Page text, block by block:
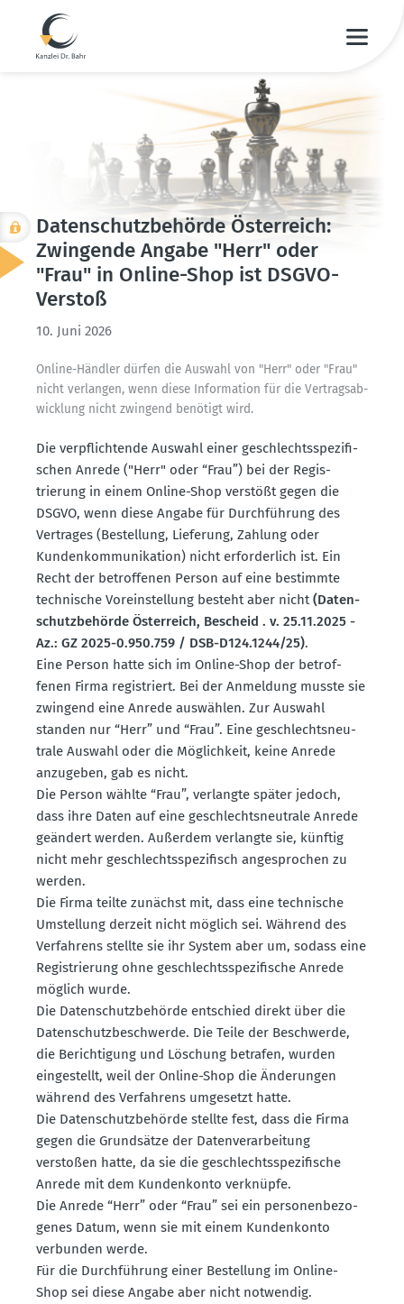
Daten­schutz­be­hörde Öster­reich:
Zwingende Angabe "Herr" oder
"Frau" in Online-Shop ist DSGVO-
Verstoß
10. Juni 2026
Online-Händler dürfen die Auswahl von "Herr" oder "Frau"
nicht verlangen, wenn diese Infor­mation für die Vertrags­ab­
wicklung nicht zwingend benötigt wird.
Die verpflich­tende Auswahl einer geschlechts­spe­zi­fi­
schen Anrede ("Herr" oder “Frau”) bei der Regis­
trierung in einem Online-Shop verstößt gegen die
DSGVO, wenn diese Angabe für Durch­führung des
Vertrages (Bestellung, Lieferung, Zahlung oder
Kunden­kom­mu­ni­kation) nicht erfor­derlich ist. Ein
Recht der betrof­fenen Person auf eine bestimmte
technische Vorein­stellung besteht aber nicht(Daten­
schutz­be­hörde Öster­reich, Bescheid . v. 25.11.2025 -
Az.: GZ 2025-0.950.759 / DSB-D124.1244/25).
Eine Person hatte sich im Online-Shop der betrof­
fenen Firma regis­triert. Bei der Anmeldung musste sie
zwingend eine Anrede auswählen. Zur Auswahl
standen nur “Herr” und “Frau”. Eine geschlechts­neu­
trale Auswahl oder die Möglichkeit, keine Anrede
anzugeben, gab es nicht.
Die Person wählte “Frau”, verlangte später jedoch,
dass ihre Daten auf eine geschlechts­neu­trale Anrede
geändert werden. Außerdem verlangte sie, künftig
nicht mehr geschlechts­spe­zi­fisch angesprochen zu
werden.
Die Firma teilte zunächst mit, dass eine technische
Umstellung derzeit nicht möglich sei. Während des
Verfahrens stellte sie ihr System aber um, sodass eine
Regis­trierung ohne geschlechts­spe­zi­fische Anrede
möglich wurde.
Die Daten­schutz­be­hörde entschied direkt über die
Daten­schutz­be­schwerde. Die Teile der Beschwerde,
die Berich­tigung und Löschung betrafen, wurden
einge­stellt, weil der Online-Shop die Änderungen
während des Verfahrens umgesetzt hatte.
Die Daten­schutz­be­hörde stellte fest, dass die Firma
gegen die Grund­sätze der Daten­ver­ar­beitung
verstoßen hatte, da sie die geschlechts­spe­zi­fische
Anrede mit dem Kunden­konto verknüpfe.
Die Anrede “Herr” oder “Frau” sei ein perso­nen­be­zo­
genes Datum, wenn sie mit einem Kunden­konto
verbunden werde.
Für die Durch­führung einer Bestellung im Online-
Shop sei diese Angabe aber nicht notwendig.